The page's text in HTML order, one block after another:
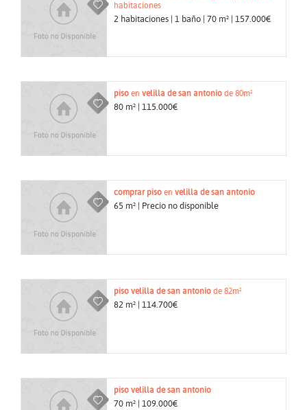
habitaciones
2 habitaciones | 1 baño | 70 m² | 157.000€
piso en velilla de san antonio de 80m²
80 m² | 115.000€
comprar piso en velilla de san antonio
65 m² | Precio no disponible
piso velilla de san antonio de 82m²
82 m² | 114.700€
piso velilla de san antonio
70 m² | 109.000€